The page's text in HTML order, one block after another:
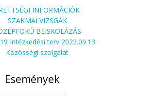
INFORMÁCIÓK
SZAKMAI VIZSGÁK
BEISKOLÁZÁS
Intézkedési terv 2022.09.13
Közösségi szolgálat
Események